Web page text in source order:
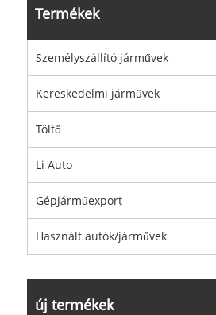
Termékek
Személyszállító járművek
Kereskedelmi járművek
Töltő
Li Auto
Gépjárműexport
Használt autók/járművek
új termékek